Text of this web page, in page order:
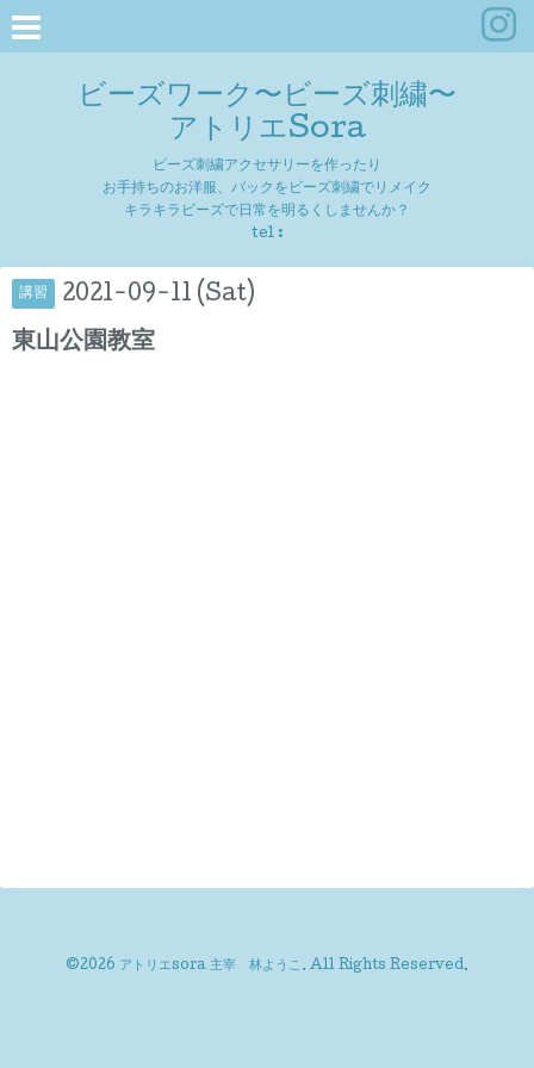
ビーズワーク〜ビーズ刺繍〜
アトリエSora
ビーズ刺繍アクセサリーを作ったり
お手持ちのお洋服、バックをビーズ刺繍でリメイク
キラキラビーズで日常を明るくしませんか？
tel :
講習 2021-09-11 (Sat)
東山公園教室
©2026 アトリエsora 主宰 林ようこ . All Rights Reserved.